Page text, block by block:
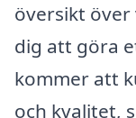
översikt
dig att göra
kommer att
och kvalitet,